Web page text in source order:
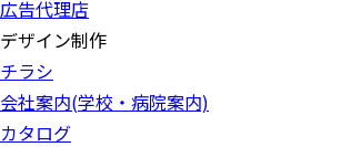
広告代理店
デザイン制作
チラシ
会社案内(学校・病院案内)
カタログ